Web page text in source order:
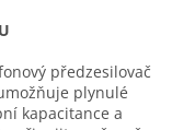
předzesilovač
plynulé
kapacitance a